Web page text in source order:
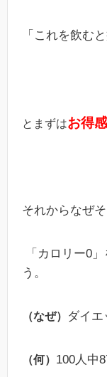
「これを飲む
とまずはお得
それからなぜ
「カロリー0
う。
（なぜ） ダイエ
（何） 100人中